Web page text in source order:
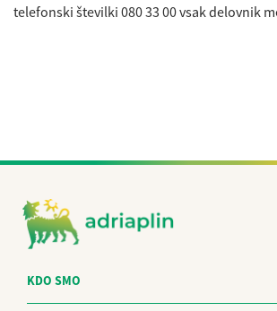
telefonski številki 080 33 00 vsak delovnik
KDO SMO